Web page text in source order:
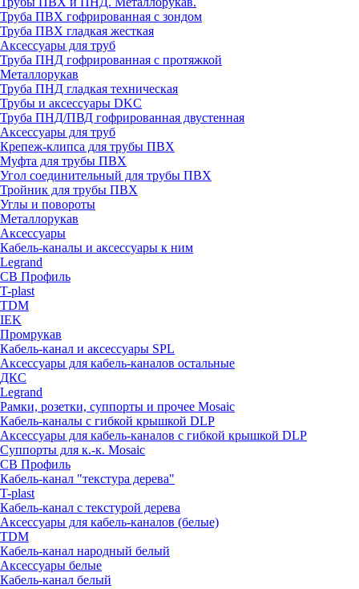
Труба ПВХ гофрированная с зондом
Труба ПВХ гладкая жесткая
Аксессуары для труб
Труба ПНД гофрированная с протяжкой
Металлорукав
Труба ПНД гладкая техническая
Трубы и аксессуары DKC
Труба ПНД/ПВД гофрированная двустенная
Аксессуары для труб
Крепеж-клипса для трубы ПВХ
Муфта для трубы ПВХ
Угол соединительный для трубы ПВХ
Тройник для трубы ПВХ
Углы и повороты
Металлорукав
Аксессуары
Кабель-каналы и аксессуары к ним
Legrand
СВ Профиль
T-plast
TDM
IEK
Промрукав
Кабель-канал и аксессуары SPL
Аксессуары для кабель-каналов остальные
ДКС
Legrand
Рамки, розетки, суппорты и прочее Mosaic
Кабель-каналы с гибкой крышкой DLP
Аксессуары для кабель-каналов с гибкой крышкой DLP
Суппорты для к.-к. Mosaic
СВ Профиль
Кабель-канал "текстура дерева"
T-plast
Кабель-канал с текстурой дерева
Аксессуары для кабель-каналов (белые)
TDM
Кабель-канал народный белый
Аксессуары белые
Кабель-канал белый